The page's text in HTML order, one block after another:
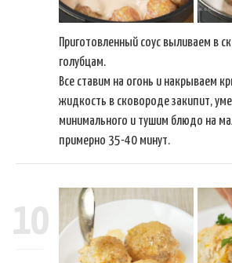
Приготовленный соус выливаем в
голубцам.
Все ставим на огонь и накрываем
жидкость в сковороде закипит,
минимального и тушим блюдо на
примерно 35-40 минут.
10